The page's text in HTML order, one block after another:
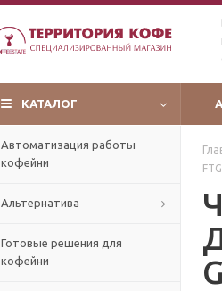
КАТАЛОГ
Автоматизация работы
кофейни
Альтернатива
Готовые решения для
кофейни